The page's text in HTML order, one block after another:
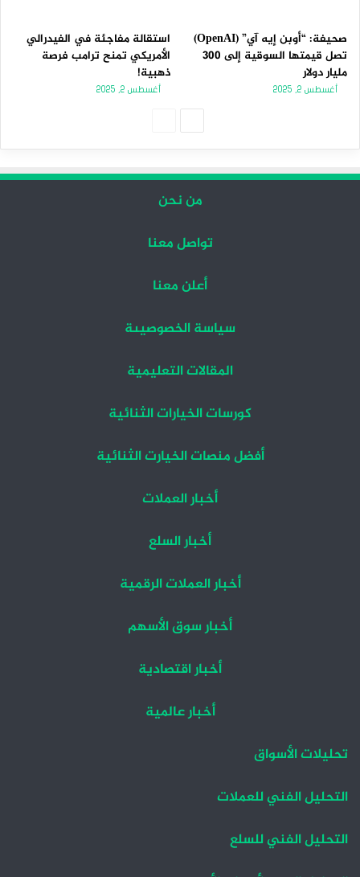
صحيفة: “أوبن إيه آي” (OpenAI)
تصل قيمتها السوقية إلى 300
مليار دولار
أغسطس 2, 2025
استقالة مفاجئة في الفيدرالي
الأمريكي تمنح ترامب فرصة
ذهبية!
أغسطس 2, 2025
من نحن
تواصل معنا
أعلن معنا
سياسة الخصوصيىة
المقالات التعليمية
كورسات الخيارات الثنائية
أفضل منصات الخيارت الثنائية
أخبار العملات
أخبار السلع
أخبار العملات الرقمية
أخبار سوق الأسهم
أخبار اقتصادية
أخبار عالمية
تحليلات الأسواق
التحليل الفني للعملات
التحليل الفني للسلع